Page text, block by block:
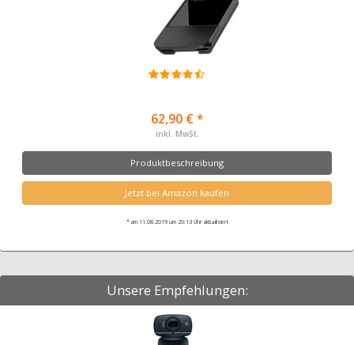
62,90 € *
inkl. MwSt.
Produktbeschreibung
Jetzt bei Amazon kaufen
* am 11.08.2019 um 20:13 Uhr aktualisiert
Unsere Empfehlungen: